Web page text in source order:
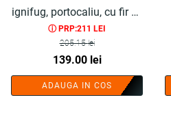
ignifug, portocaliu, cu fir de
tragere, polietilena - COBI
SMART®
ⓘ PRP:211 LEI
205.15lei
Prețul
inițial
a
139.00 leiPrețul
curent
este:
ADAUGA IN COS